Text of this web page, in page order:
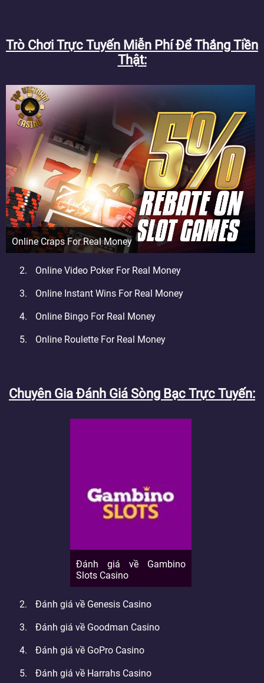
Trò Chơi Trực Tuyến Miễn Phí Để Thắng Tiền
Thật
Online Craps For Real Money
Online Video Poker For Real Money
Online Instant Wins For Real Money
Online Bingo For Real Money
Online Roulette For Real Money
Chuyên Gia Đánh Giá Sòng Bạc Trực Tuyến
Đánh giá về Gambino
Slots Casino
Đánh giá về Genesis Casino
Đánh giá về Goodman Casino
Đánh giá về GoPro Casino
Đánh giá về Harrahs Casino